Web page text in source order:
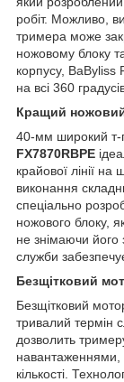
робіт. Можливо,
тримера може
ножовому блоку
корпусу, BaByliss
на всі 360
Кращий
40-мм широкий т-
FX7870RBPE
крайової лінії на
виконання
спеціально
ножового блоку,
не знімаючи
служби
Безщітковий
Безщітковий
тривалий термін
дозволить
навантаженнями,
кількості.